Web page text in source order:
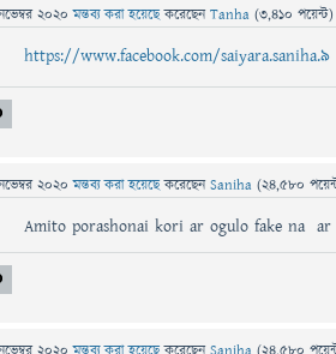
2020 মন্তব্য করা হয়েছেকরেছেনTanha (3,410 পয়েন্ট)
https://www.facebook.com/saiyara.saniha.9
2020 মন্তব্য করা হয়েছেকরেছেনSaniha (24,580
Amito porashonai kori ar ogulo fake na ar